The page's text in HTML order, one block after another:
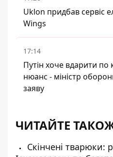
Uklon придбав сервіс
Wings
17:14
Путін хоче вдарити по
нюанс - міністр
заяву
ЧИТАЙТЕ
Скінчені тварюки: